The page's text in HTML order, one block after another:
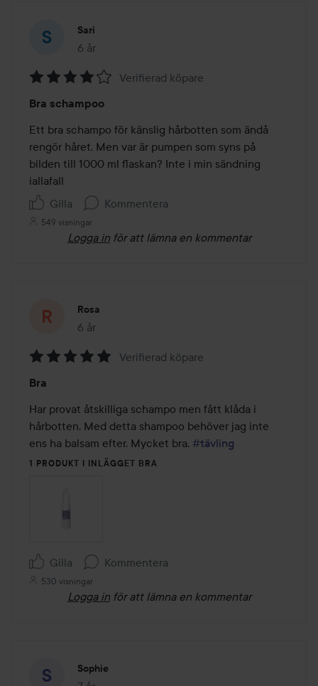
Sari
6 år
Inlägget skapades 6 år
4
av
5
Verifierad köpare
Bra schampoo
Ett bra schampo för känslig hårbotten som ändå
rengör håret. Men var är pumpen som syns på
bilden till 1000 ml flaskan? Inte i min sändning
iallafall
Gilla
Kommentera
549 visningar
Logga in för att lämna en kommentar
Rosa
6 år
Inlägget skapades 6 år
5
av
5
Verifierad köpare
Bra
Har provat åtskilliga schampo men fått klåda i
hårbotten. Med detta shampoo behöver jag inte
ens ha balsam efter. Mycket bra. #tävling
1 PRODUKT I INLÄGGET BRA
Gilla Kommentera
530 visningar
Logga in för att lämna en kommentar
Sophie